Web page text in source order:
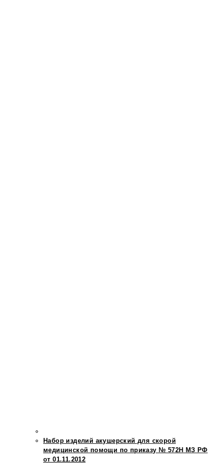
Набор изделий акушерский для скорой
медицинской помощи по приказу № 572Н МЗ РФ
от 01.11.2012